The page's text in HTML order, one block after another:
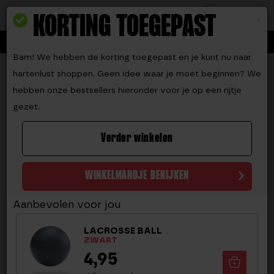
KORTING TOEGEPAST
Bam! We hebben de korting toegepast en je kunt nu naar
hartenlust shoppen. Geen idee waar je moet beginnen? We
hebben onze bestsellers hieronder voor je op een rijtje
gezet.
Verder winkelen
WINKELMANDJE BEKIJKEN
Aanbevolen voor jou
LACROSSE BALL
ZWART
4,95
9.2
Toggle navigation
FITNESSMAT GRIJS
gebaseerd
(62reviews)